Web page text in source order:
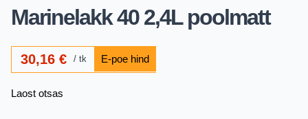
Marinelakk 40 2,4L poolmatt
30,16€ tk
Laost otsas